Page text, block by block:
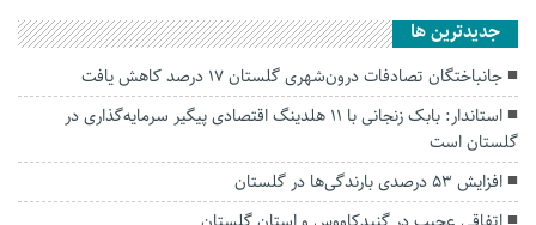
جديدترين ها
جانباختگان تصادفات درون‌شهری گلستان ۱۷ درصد کاهش یافت
استاندار: بابک زنجانی با ۱۱ هلدینگ اقتصادی پیگیر سرمایه‌گذاری در
گلستان است
افزایش ۵۳ درصدی بارندگی‌ها در گلستان